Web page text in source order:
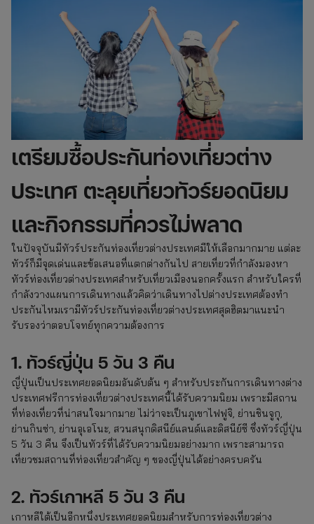
เตรียมซื้อประกันท่องเที่ยวต่าง
ประเทศ ตะลุยเที่ยวทัวร์ยอดนิยม
และกิจกรรมที่ควรไม่พลาด
ในปัจจุบันมีทัวร์ประกันท่องเที่ยวต่างประเทศมีให้เลือกมากมาย แต่ละ
ทัวร์ก็มีจุดเด่นและข้อเสนอที่แตกต่างกันไป สายเที่ยวที่กำลังมองหา
ทัวร์ท่องเที่ยวต่างประเทศสำหรับเที่ยวเมืองนอกครั้งแรก สำหรับใครที่
กำลังวางแผนการเดินทางแล้วคิดว่าเดินทางไปต่างประเทศต้องทำ
ประกันไหมเรามีทัวร์ประกันท่องเที่ยวต่างประเทศสุดฮิตมาแนะนำ
รับรองว่าตอบโจทย์ทุกความต้องการ
1. ทัวร์ญี่ปุ่น 5 วัน 3 คืน
ญี่ปุ่นเป็นประเทศยอดนิยมอันดับต้น ๆ สำหรับประกันการเดินทางต่าง
ประเทศฟรีการท่องเที่ยวต่างประเทศนี้ได้รับความนิยม เพราะมีสถาน
ที่ท่องเที่ยวที่น่าสนใจมากมาย ไม่ว่าจะเป็นภูเขาไฟฟูจิ, ย่านชินจูกุ,
ย่านกินซ่า, ย่านอุเอโนะ, สวนสนุกดิสนีย์แลนด์และดิสนีย์ซี ซึ่งทัวร์ญี่ปุ่น
5 วัน 3 คืน จึงเป็นทัวร์ที่ได้รับความนิยมอย่างมาก เพราะสามารถ
เที่ยวชมสถานที่ท่องเที่ยวสำคัญ ๆ ของญี่ปุ่นได้อย่างครบครัน
2. ทัวร์เกาหลี 5 วัน 3 คืน
เกาหลีใต้เป็นอีกหนึ่งประเทศยอดนิยมสำหรับการท่องเที่ยวต่าง